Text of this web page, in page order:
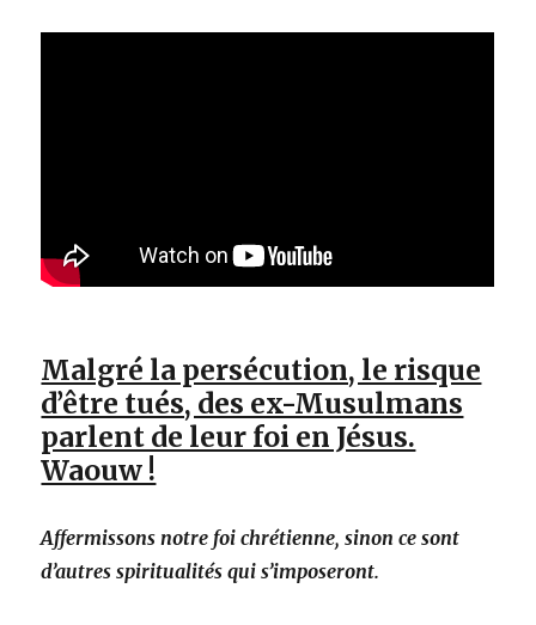
Malgré la persécution, le risque
d’être tués, des ex-Musulmans
parlent de leur foi en Jésus.
Waouw !
Affermissons notre foi chrétienne, sinon ce sont
d’autres spiritualités qui s’imposeront.